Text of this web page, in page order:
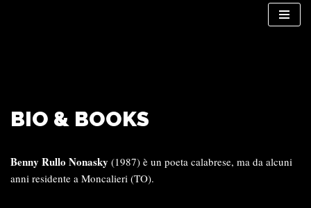
BIO & BOOKS
Benny Rullo Nonasky (1987) è un poeta calabrese, ma da alcuni
anni residente a Moncalieri (TO).